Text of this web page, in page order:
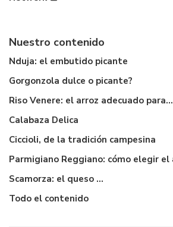
Nuestro contenido
Nduja: el embutido picante
Gorgonzola dulce o picante?
Riso Venere: el arroz adecuado para...
Calabaza Delica
Ciccioli, de la tradición campesina
Scamorza: el queso ...
Todo el contenido